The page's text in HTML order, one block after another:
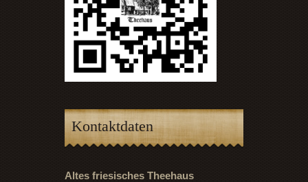
Kontaktdaten
Altes friesisches Theehaus